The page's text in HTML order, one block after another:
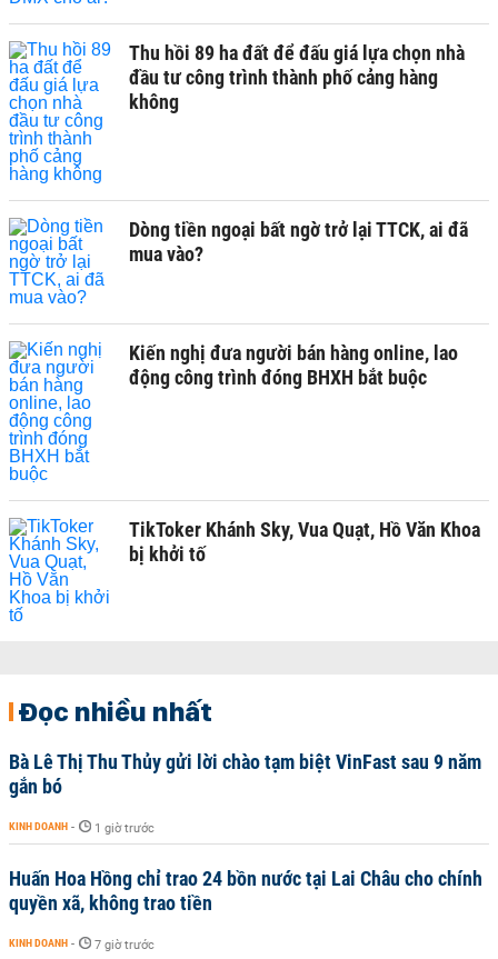
Thu hồi 89 ha đất để đấu giá lựa chọn nhà
đầu tư công trình thành phố cảng hàng
không
Dòng tiền ngoại bất ngờ trở lại TTCK, ai đã
mua vào?
Kiến nghị đưa người bán hàng online, lao
động công trình đóng BHXH bắt buộc
TikToker Khánh Sky, Vua Quạt, Hồ Văn Khoa
bị khởi tố
Đọc nhiều nhất
Bà Lê Thị Thu Thủy gửi lời chào tạm biệt VinFast sau 9 năm
gắn bó
KINH DOANH - 1 giờ trước
Huấn Hoa Hồng chỉ trao 24 bồn nước tại Lai Châu cho chính
quyền xã, không trao tiền
KINH DOANH - 7 giờ trước